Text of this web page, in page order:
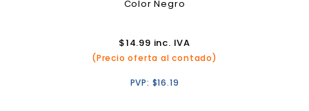
Color Negro
$14.99 inc. IVA
(Precio oferta al contado)
PVP: $16.19